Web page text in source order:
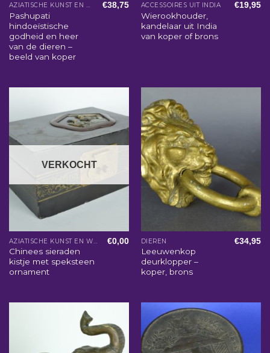
AZIATISCHE KUNST EN WOONACCESSOIRES
Pashupati
hindoeïstische
godheid en heer
van de dieren –
beeld van koper
€38,75 ACCESSOIRES UIT INDIA
Wierookhouder,
kandelaar uit India
van koper of brons
€19,95
VERKOCHT
Chinees sieraden
kistje met speksteen
ornament
€0,00 DIEREN
Leeuwenkop
deurklopper –
koper, brons
€34,95